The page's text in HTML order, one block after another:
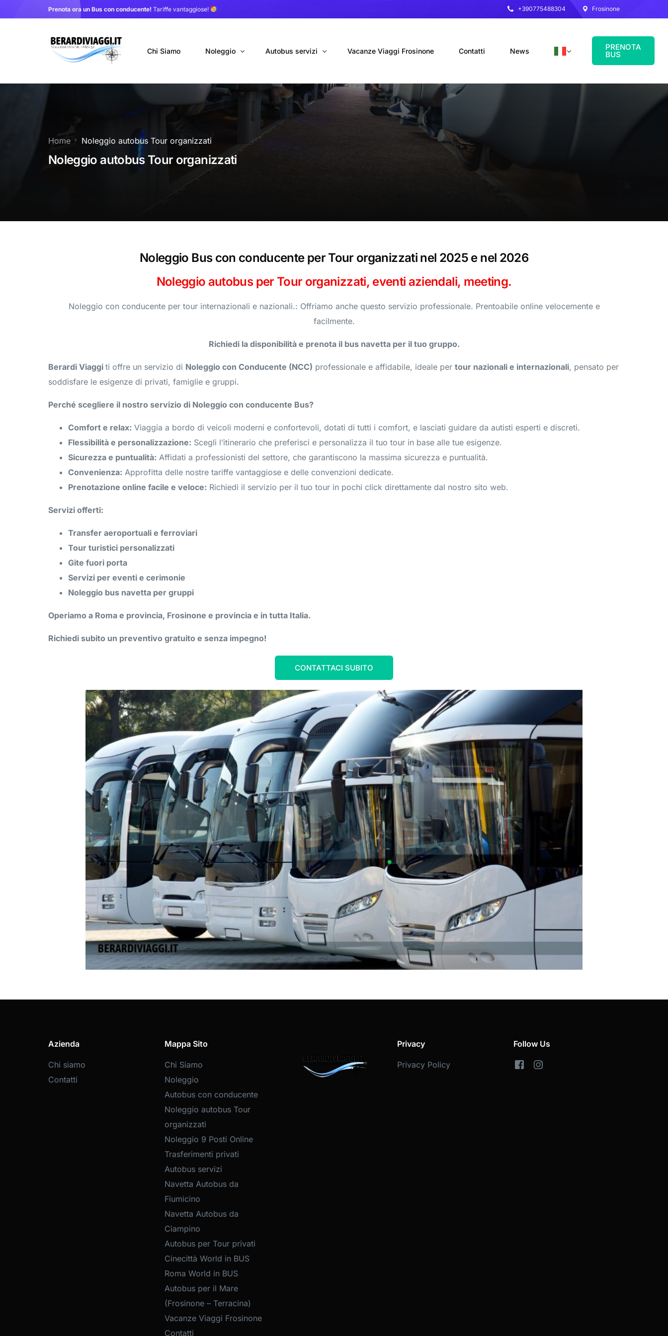
Prenota ora un Bus con conducente! Tariffe vantaggiose! +390775488304 Frosinone
Chi Siamo Noleggio
Autobus con conducente
Noleggio autobus Tour organizzati
Noleggio 9 Posti Online
Trasferimenti privati
Autobus servizi
Navetta Autobus da Fiumicino
Navetta Autobus da Ciampino
Vacanze Viaggi Frosinone Contatti News PRENOTA
BUS
Home Noleggio autobus Tour organizzati
Noleggio autobus Tour organizzati
Noleggio Bus con conducente per Tour organizzati​ nel 2025 e nel 2026
Noleggio autobus per Tour organizzati, eventi aziendali, meeting.​
Noleggio con conducente per tour internazionali e nazionali.: Offriamo anche questo servizio professionale. Prentoabile online velocemente e
facilmente.
Richiedi la disponibilità e prenota il bus navetta per il tuo gruppo.
Berardi Viaggi ti offre un servizio di Noleggio con Conducente (NCC) professionale e affidabile, ideale per tour nazionali e internazionali, pensato per
soddisfare le esigenze di privati, famiglie e gruppi.
Perché scegliere il nostro servizio di Noleggio con conducente Bus?
Comfort e relax: Viaggia a bordo di veicoli moderni e confortevoli, dotati di tutti i comfort, e lasciati guidare da autisti esperti e discreti.
Flessibilità e personalizzazione: Scegli l’itinerario che preferisci e personalizza il tuo tour in base alle tue esigenze.
Sicurezza e puntualità: Affidati a professionisti del settore, che garantiscono la massima sicurezza e puntualità.
Convenienza: Approfitta delle nostre tariffe vantaggiose e delle convenzioni dedicate.
Prenotazione online facile e veloce: Richiedi il servizio per il tuo tour in pochi click direttamente dal nostro sito web.
Servizi offerti:
Transfer aeroportuali e ferroviari
Tour turistici personalizzati
Gite fuori porta
Servizi per eventi e cerimonie
Noleggio bus navetta per gruppi
Operiamo a Roma e provincia, Frosinone e provincia e in tutta Italia.
Richiedi subito un preventivo gratuito e senza impegno!
CONTATTACI SUBITO
Azienda
Chi siamo
Contatti
Mappa Sito
Chi Siamo
Noleggio
Autobus con conducente
Noleggio autobus Tour
organizzati
Noleggio 9 Posti Online
Trasferimenti privati
Autobus servizi
Navetta Autobus da
Fiumicino
Navetta Autobus da
Ciampino
Autobus per Tour privati
Cinecittà World in BUS
Roma World in BUS
Autobus per il Mare
(Frosinone – Terracina)
Vacanze Viaggi Frosinone
Contatti
Privacy
Privacy Policy
Follow Us